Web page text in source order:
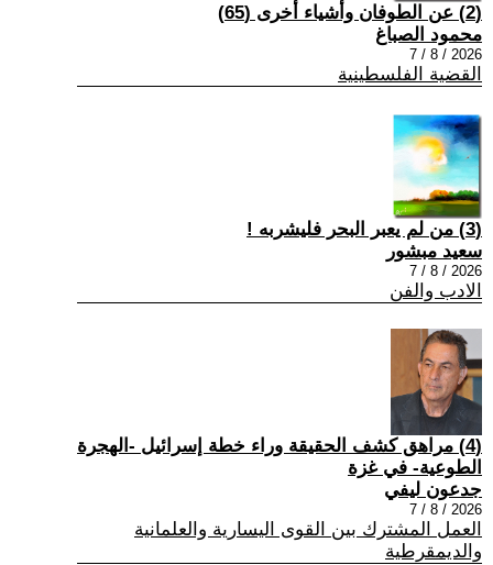
(2) عن الطوفان وأشياء أخرى (65)
محمود الصباغ
2026 / 8 / 7
القضية الفلسطينية
(3) من لم يعبر البحر فليشربه !
سعيد مبشور
2026 / 8 / 7
الادب والفن
(4) مراهق كشف الحقيقة وراء خطة إسرائيل -الهجرة
الطوعية- في غزة
جدعون ليفي
2026 / 8 / 7
العمل المشترك بين القوى اليسارية والعلمانية
والديمقرطية